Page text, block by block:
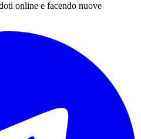
online e facendo nuove